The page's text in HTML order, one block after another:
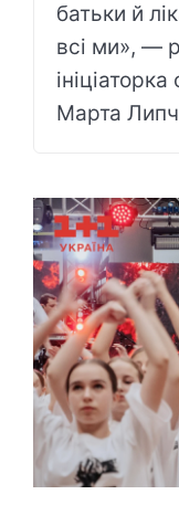
батьки й
всі ми», —
Марта